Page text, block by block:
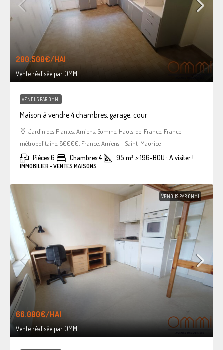
200.500€/HAI
Vente réalisée par OMMI !
VENDUS PAR OMMI
Maison à vendre 4 chambres, garage, cour
Jardin des Plantes, Amiens, Somme, Hauts-de-France, France
métropolitaine, 80000, France, Amiens - Saint-Maurice
Pièces:6 Chambres:4 95 m² >:196-BOU : A visiter !
IMMOBILIER - VENTES MAISONS
VENDUS PAR OMMI
66.000€/HAI
Vente réalisée par OMMI !